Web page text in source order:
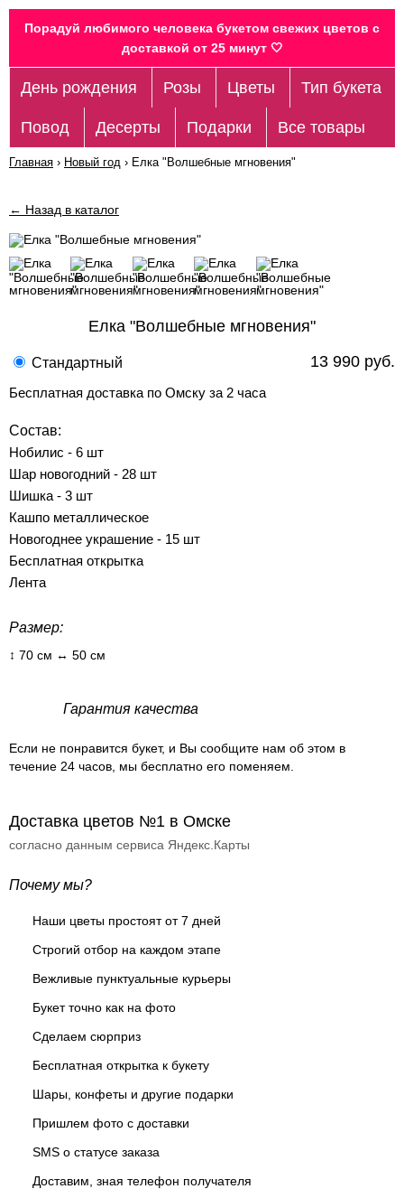
Порадуй любимого человека букетом свежих цветов c
доставкой от 25 минут 🤍
День рождения Розы Цветы Тип букета
Повод Десерты Подарки Все товары
Главная › Новый год › Елка "Волшебные мгновения"
← Назад в каталог
Елка "Волшебные мгновения"
Стандартный 13 990 руб.
Бесплатная доставка по Омску за 2 часа
Состав:
Нобилис - 6 шт
Шар новогодний - 28 шт
Шишка - 3 шт
Кашпо металлическое
Новогоднее украшение - 15 шт
Бесплатная открытка
Лента
Размер:
↕ 70 см ↔ 50 см
Гарантия качества
Если не понравится букет, и Вы сообщите нам об этом в
течение 24 часов, мы бесплатно его поменяем.
Доставка цветов №1 в Омске
согласно данным сервиса Яндекс.Карты
Почему мы?
Наши цветы простоят от 7 дней
Строгий отбор на каждом этапе
Вежливые пунктуальные курьеры
Букет точно как на фото
Сделаем сюрприз
Бесплатная открытка к букету
Шары, конфеты и другие подарки
Пришлем фото с доставки
SMS о статусе заказа
Доставим, зная телефон получателя